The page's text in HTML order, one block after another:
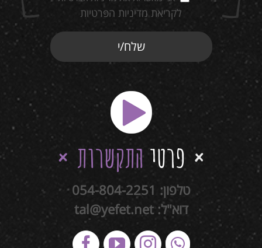
לקריאת מדיניות הפרטיות
פרטיהתקשרות
טלפון: 054-804-2251
דוא"ל:tal@yefet.net